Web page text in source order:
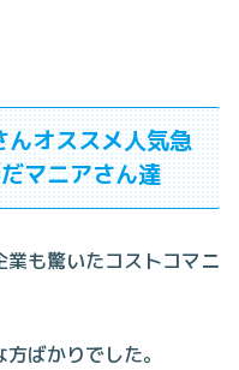
んオススメ人気急
マニアさん達
も驚いたコストコマニ
ばかりでした。